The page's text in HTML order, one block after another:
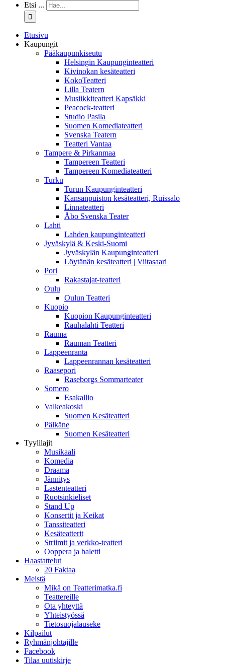
Etsi ...
Etusivu
Kaupungit
Pääkaupunkiseutu
Helsingin Kaupunginteatteri
Kivinokan kesäteatteri
KokoTeatteri
Lilla Teatern
Musiikkiteatteri Kapsäkki
Peacock-teatteri
Studio Pasila
Suomen Komediateatteri
Svenska Teatern
Teatteri Vantaa
Tampere & Pirkanmaa
Tampereen Teatteri
Tampereen Komediateatteri
Turku
Turun Kaupunginteatteri
Kansanpuiston kesäteatteri, Ruissalo
Linnateatteri
Åbo Svenska Teater
Lahti
Lahden kaupunginteatteri
Jyväskylä & Keski-Suomi
Jyväskylän Kaupunginteatteri
Löytänän kesäteatteri | Viitasaari
Pori
Rakastajat-teatteri
Oulu
Oulun Teatteri
Kuopio
Kuopion Kaupunginteatteri
Rauhalahti Teatteri
Rauma
Rauman Teatteri
Lappeenranta
Lappeenrannan kesäteatteri
Raasepori
Raseborgs Sommarteater
Somero
Esakallio
Valkeakoski
Suomen Kesäteatteri
Pälkäne
Suomen Kesäteatteri
Tyylilajit
Musikaali
Komedia
Draama
Jännitys
Lastenteatteri
Ruotsinkieliset
Stand Up
Konsertit ja Keikat
Tanssiteatteri
Kesäteatterit
Striimit ja verkko-teatteri
Ooppera ja baletti
Haastattelut
20 Faktaa
Meistä
Mikä on Teatterimatka.fi
Teattereille
Ota yhteyttä
Yhteistyössä
Tietosuojalauseke
Kilpailut
Ryhmänjohtajille
Facebook
Tilaa uutiskirje